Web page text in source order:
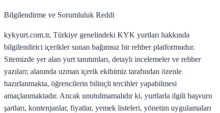
Bilgilendirme ve Sorumluluk Reddi
kykyurt.com.tr, Türkiye genelindeki KYK yurtları hakkında
bilgilendirici içerikler sunan bağımsız bir rehber platformudur.
Sitemizde yer alan yurt tanıtımları, detaylı incelemeler ve rehber
yazıları; alanında uzman içerik ekibimiz tarafından özenle
hazırlanmakta, öğrencilerin bilinçli tercihler yapabilmesi
amaçlanmaktadır. Ancak unutulmamalıdır ki, yurtlarla ilgili başvuru
şartları, kontenjanlar, fiyatlar, yemek listeleri, yönetim uygulamaları